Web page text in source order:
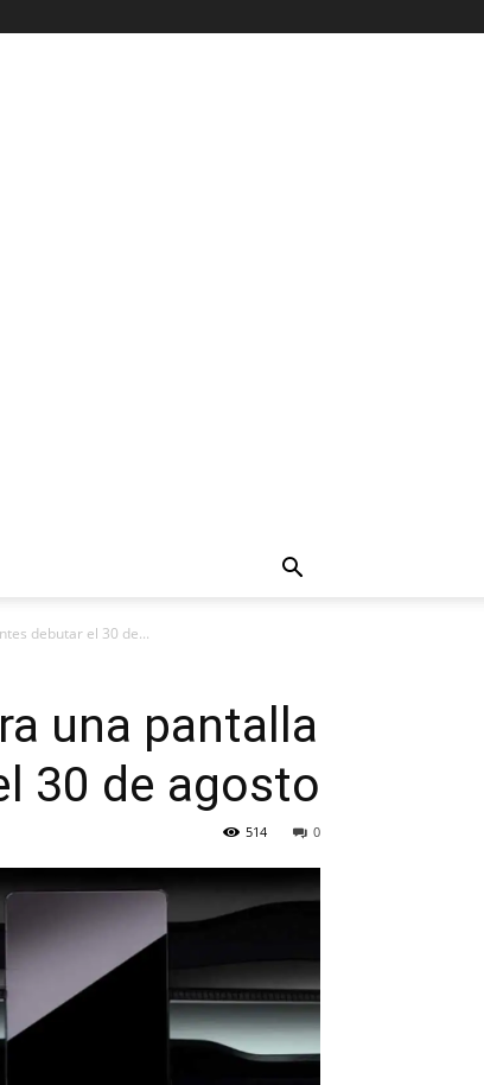
debutar el 30 de...
una pantalla
30 de agosto
0
514